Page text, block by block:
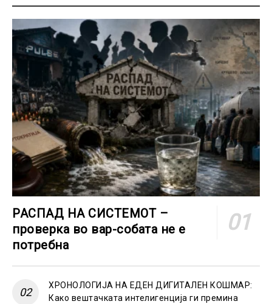
РАСПАД НА СИСТЕМОТ –
проверка во вар-собата не е
потребна
ХРОНОЛОГИЈА НА ЕДЕН ДИГИТАЛЕН КОШМАР:
Како вештачката интелигенција ги премина